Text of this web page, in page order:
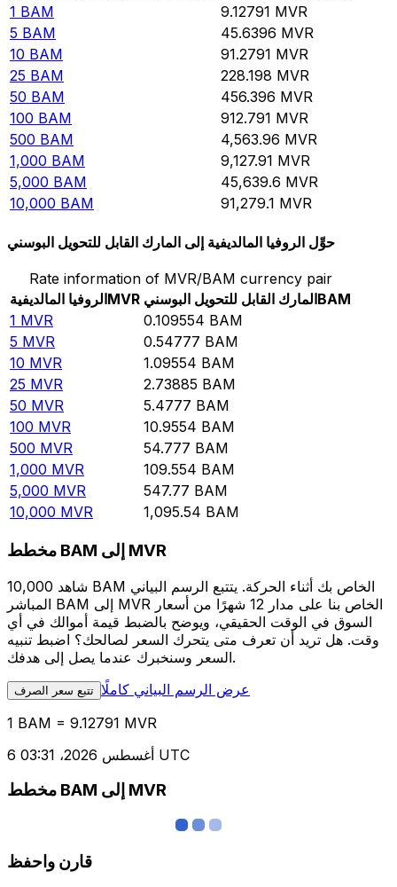
1 BAM 9.12791 MVR
5 BAM 45.6396 MVR
10 BAM 91.2791 MVR
25 BAM 228.198 MVR
50 BAM 456.396 MVR
100 BAM 912.791 MVR
500 BAM 4,563.96 MVR
1,000 BAM 9,127.91 MVR
5,000 BAM 45,639.6 MVR
10,000 BAM 91,279.1 MVR
حوِّل الروفيا المالديفية إلى المارك القابل للتحويل البوسني
Rate information of MVR/BAM currency pair
الروفيا المالديفيةMVR المارك القابل للتحويل البوسنيBAM
1 MVR 0.109554 BAM
5 MVR 0.54777 BAM
10 MVR 1.09554 BAM
25 MVR 2.73885 BAM
50 MVR 5.4777 BAM
100 MVR 10.9554 BAM
500 MVR 54.777 BAM
1,000 MVR 109.554 BAM
5,000 MVR 547.77 BAM
10,000 MVR 1,095.54 BAM
مخطط BAM إلى MVR
شاهد 10,000 BAM الخاص بك أثناء الحركة. يتتبع الرسم البياني
المباشر BAM إلى MVR الخاص بنا على مدار 12 شهرًا من أسعار
السوق في الوقت الحقيقي، ويوضح بالضبط قيمة أموالك في أي
وقت. هل تريد أن تعرف متى يتحرك السعر لصالحك؟ اضبط تنبيه
السعر وسنخبرك عندما يصل إلى هدفك.
تتبع سعر الصرف عرض الرسم البياني كاملًا
1 BAM = 9.12791 MVR
6 أغسطس 2026، 03:31 UTC
مخطط BAM إلى MVR
قارن واحفظ